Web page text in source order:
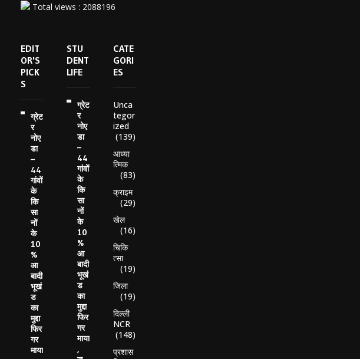
Total views : 2088196
EDIT
OR'S
PICK
S
ग्रेट
र
नोए
डा
–
44
गांवों
के
कि
सा
नों
के
10
%
आ
बादी
भूखं
ड
का
मुद्दा
फिर
गर
माया
STU
DENT
LIFE
ग्रेट
र
नोए
डा
–
44
गांवों
के
कि
सा
नों
के
10
%
आ
बादी
भूखं
ड
का
मुद्दा
फिर
गर
माया
,
CATE
GORI
ES
Unca
tegor
ized
(139)
आध्या
त्मिक
(83)
क्राइम
(29)
खेल
(16)
चिकि
त्सा
(19)
जिला
(19)
दिल्ली
NCR
(148)
प्रशास